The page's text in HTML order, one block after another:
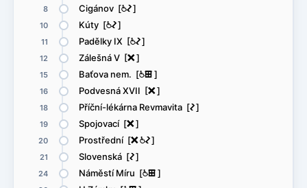
8 Cigánov [@ó]
10 Kúty [@ó]
11 Padělky IX [@ó]
12 Zálešná V [ë]
15 Baťova nem. [@æ]
16 Podvesná XVII [ë]
18 Příční-lékárna Revmavita [ó]
19 Spojovací [ë]
20 Prostřední [ë@ó]
21 Slovenská [ó]
24 Náměstí Míru [@æ]